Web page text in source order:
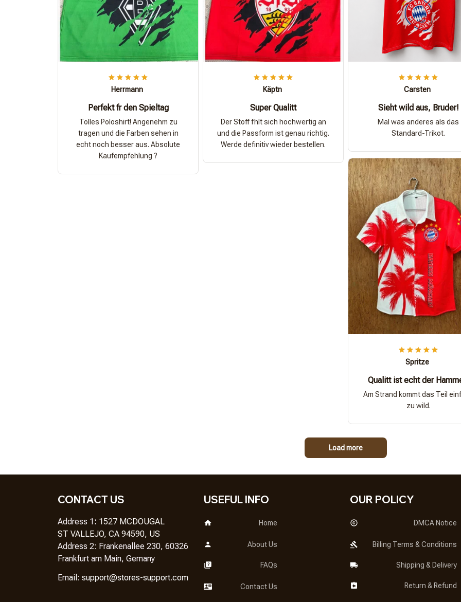
Herrmann
Perfekt fr den Spieltag
Tolles Poloshirt! Angenehm zu
tragen und die Farben sehen in
echt noch besser aus. Absolute
Kaufempfehlung ?
Käptn
Super Qualitt
Der Stoff fhlt sich hochwertig an
und die Passform ist genau richtig.
Werde definitiv wieder bestellen.
Carsten
Sieht wild aus, Bruder!
Mal was anderes als das
Standard-Trikot.
Spritze
Qualitt ist echt der
Am Strand kommt das Teil
zu wild.
Load more
CONTACT US
Address 1: 1527 MCDOUGAL
ST VALLEJO, CA 94590, US
Address 2: Frankenallee 230, 60326
Frankfurt am Main, Gemany
Email: support@stores-support.com
USEFUL INFO
Home
About Us
FAQs
Contact Us
OUR POLICY
DMCA Notice
Billing Terms & Conditions
Shipping & Delivery
Return & Refund